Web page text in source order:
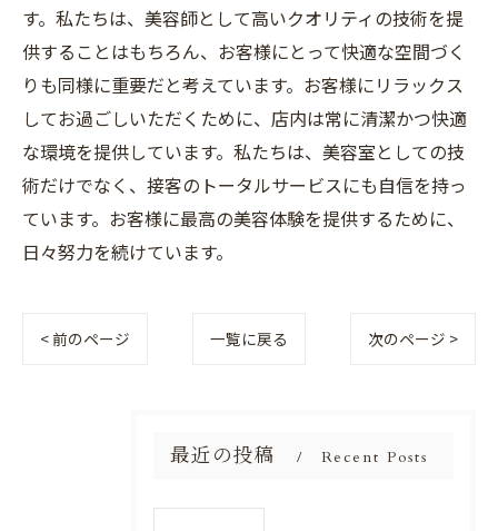
す。私たちは、美容師として高いクオリティの技術を提
供することはもちろん、お客様にとって快適な空間づく
りも同様に重要だと考えています。お客様にリラックス
してお過ごしいただくために、店内は常に清潔かつ快適
な環境を提供しています。私たちは、美容室としての技
術だけでなく、接客のトータルサービスにも自信を持っ
ています。お客様に最高の美容体験を提供するために、
日々努力を続けています。
< 前のページ 一覧に戻る 次のページ >
最近の投稿 Recent Posts